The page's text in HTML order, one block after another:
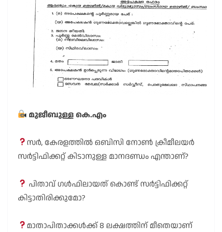
മുജീബുള്ള കെ.എം
സർ, കേരളത്തിൽ ഒബിസി നോൺ ക്രീമീലയർ
സർട്ടിഫിക്കറ്റ് കിടാനുള്ള മാനദണ്ഡം എന്താണ്?
പിതാവ് ഗൾഫിലായത് കൊണ്ട് സർട്ടിഫിക്കറ്റ്
കിട്ടാതിരിക്കുമോ?
മാതാപിതാക്കൾക്ക് 8 ലക്ഷത്തിന് മീതെയാണ്